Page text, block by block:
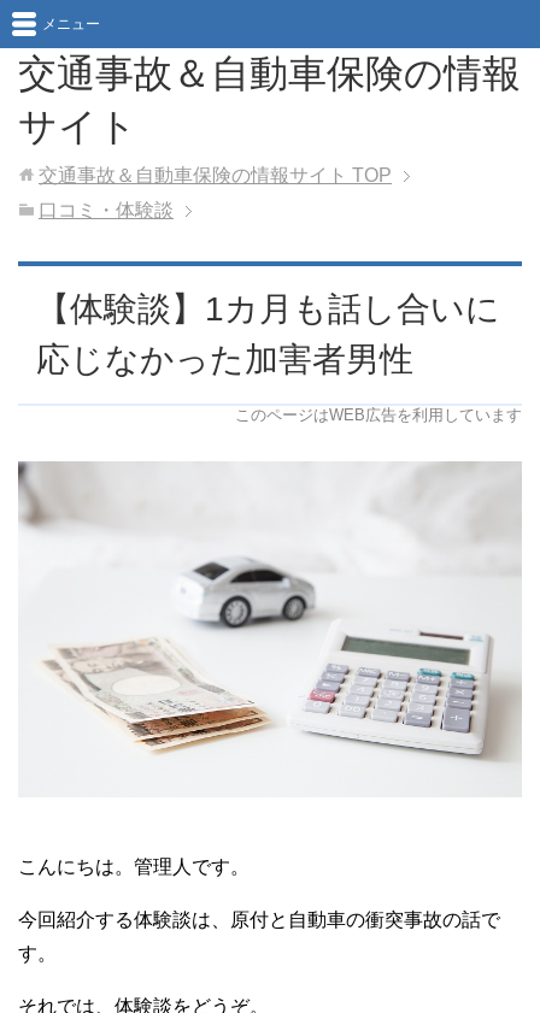
交通事故＆自動車保険の情報
サイト
メニュー
交通事故＆自動車保険の情報サイト TOP
口コミ・体験談
【体験談】1カ月も話し合いに
応じなかった加害者男性
このページはWEB広告を利用しています
こんにちは。管理人です。
今回紹介する体験談は、原付と自動車の衝突事故の話で
す。
それでは、体験談をどうぞ。